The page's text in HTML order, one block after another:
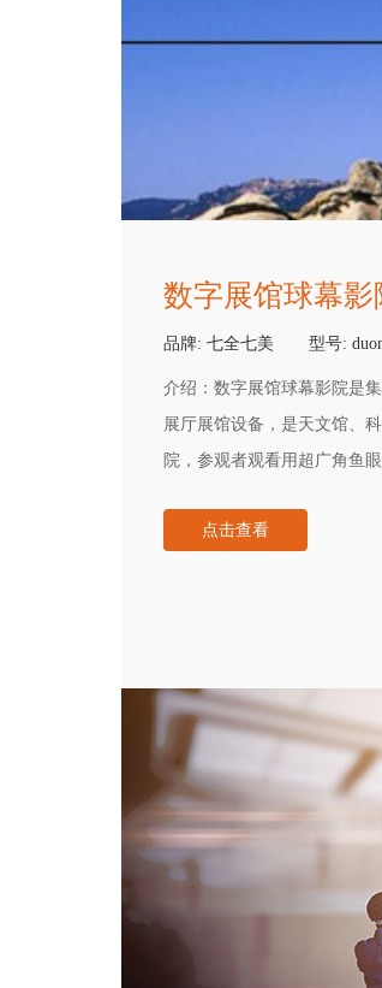
数字展馆球幕影
品牌: 七全七美 型号:
介绍： 数字展馆球幕影院是
展厅展馆设备，是天文馆、
院，参观者观看用超广角鱼
使观众如置身其间的视听感
点击查看